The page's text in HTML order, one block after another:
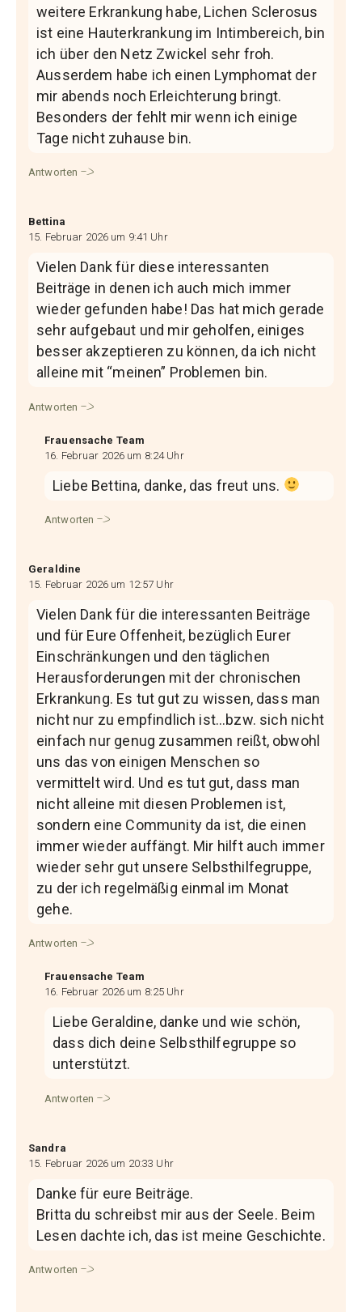
weitere Erkrankung habe, Lichen Sclerosus
ist eine Hauterkrankung im Intimbereich, bin
ich über den Netz Zwickel sehr froh.
Ausserdem habe ich einen Lymphomat der
mir abends noch Erleichterung bringt.
Besonders der fehlt mir wenn ich einige
Tage nicht zuhause bin.
Antworten
Bettina
15. Februar 2026 um 9:41 Uhr
Vielen Dank für diese interessanten
Beiträge in denen ich auch mich immer
wieder gefunden habe! Das hat mich gerade
sehr aufgebaut und mir geholfen, einiges
besser akzeptieren zu können, da ich nicht
alleine mit “meinen” Problemen bin.
Antworten
Frauensache Team
16. Februar 2026 um 8:24 Uhr
Liebe Bettina, danke, das freut uns.
Antworten
Geraldine
15. Februar 2026 um 12:57 Uhr
Vielen Dank für die interessanten Beiträge
und für Eure Offenheit, bezüglich Eurer
Einschränkungen und den täglichen
Herausforderungen mit der chronischen
Erkrankung. Es tut gut zu wissen, dass man
nicht nur zu empfindlich ist…bzw. sich nicht
einfach nur genug zusammen reißt, obwohl
uns das von einigen Menschen so
vermittelt wird. Und es tut gut, dass man
nicht alleine mit diesen Problemen ist,
sondern eine Community da ist, die einen
immer wieder auffängt. Mir hilft auch immer
wieder sehr gut unsere Selbsthilfegruppe,
zu der ich regelmäßig einmal im Monat
gehe.
Antworten
Frauensache Team
16. Februar 2026 um 8:25 Uhr
Liebe Geraldine, danke und wie schön,
dass dich deine Selbsthilfegruppe so
unterstützt.
Antworten
Sandra
15. Februar 2026 um 20:33 Uhr
Danke für eure Beiträge.
Britta du schreibst mir aus der Seele. Beim
Lesen dachte ich, das ist meine Geschichte.
Antworten